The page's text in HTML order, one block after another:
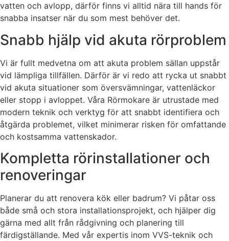
vatten och avlopp, därför finns vi alltid nära till hands för
snabba insatser när du som mest behöver det.
Snabb hjälp vid akuta rörproblem
Vi är fullt medvetna om att akuta problem sällan uppstår
vid lämpliga tillfällen. Därför är vi redo att rycka ut snabbt
vid akuta situationer som översvämningar, vattenläckor
eller stopp i avloppet. Våra Rörmokare är utrustade med
modern teknik och verktyg för att snabbt identifiera och
åtgärda problemet, vilket minimerar risken för omfattande
och kostsamma vattenskador.
Kompletta rörinstallationer och
renoveringar
Planerar du att renovera kök eller badrum? Vi påtar oss
både små och stora installationsprojekt, och hjälper dig
gärna med allt från rådgivning och planering till
färdigställande. Med vår expertis inom VVS-teknik och